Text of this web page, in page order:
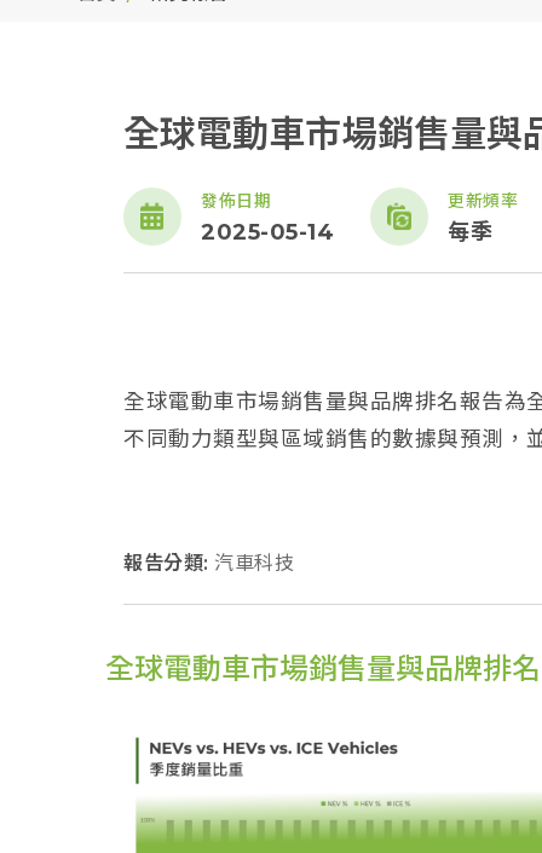
全球電動車市場銷售量與
發佈日期
2025-05-14
更新頻率
每季
全球電動車市場銷售量與品牌排名報告為
不同動力類型與區域銷售的數據與預測，
報告分類: 汽車科技
全球電動車市場銷售量與品牌排名